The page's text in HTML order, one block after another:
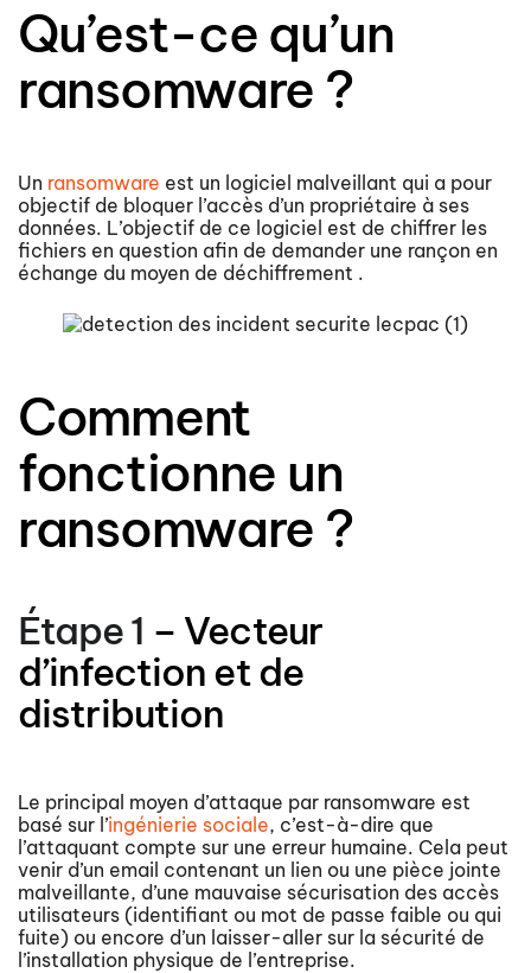
Qu’est-ce qu’un
ransomware ?
Un ransomware est un logiciel malveillant qui a pour
objectif de bloquer l’accès d’un propriétaire à ses
données. L’objectif de ce logiciel est de chiffrer les
fichiers en question afin de demander une rançon en
échange du moyen de déchiffrement .
Comment
fonctionne un
ransomware ?
Étape 1 – Vecteur
d’infection et de
distribution
Le principal moyen d’attaque par ransomware est
basé sur l’ingénierie sociale, c’est-à-dire que
l’attaquant compte sur une erreur humaine. Cela peut
venir d’un email contenant un lien ou une pièce jointe
malveillante, d’une mauvaise sécurisation des accès
utilisateurs (identifiant ou mot de passe faible ou qui
fuite) ou encore d’un laisser-aller sur la sécurité de
l’installation physique de l’entreprise.